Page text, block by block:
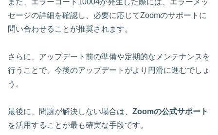
また、エラーコード10004が発生した際には、エラーメッ
セージの詳細を確認し、必要に応じてZoomのサポートに
問い合わせることが推奨されます。
さらに、アップデート前の準備や定期的なメンテナンスを
行うことで、今後のアップデートがより円滑に進むでしょ
う。
最後に、問題が解決しない場合は、 Zoomの公式サポート
を活用することが最も確実な手段です。